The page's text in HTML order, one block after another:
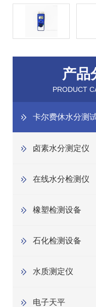
产品
PRODUCT
卡尔费休水分测
卤素水分测定仪
在线水分检测仪
橡塑检测设备
石化检测设备
水质测定仪
电子天平